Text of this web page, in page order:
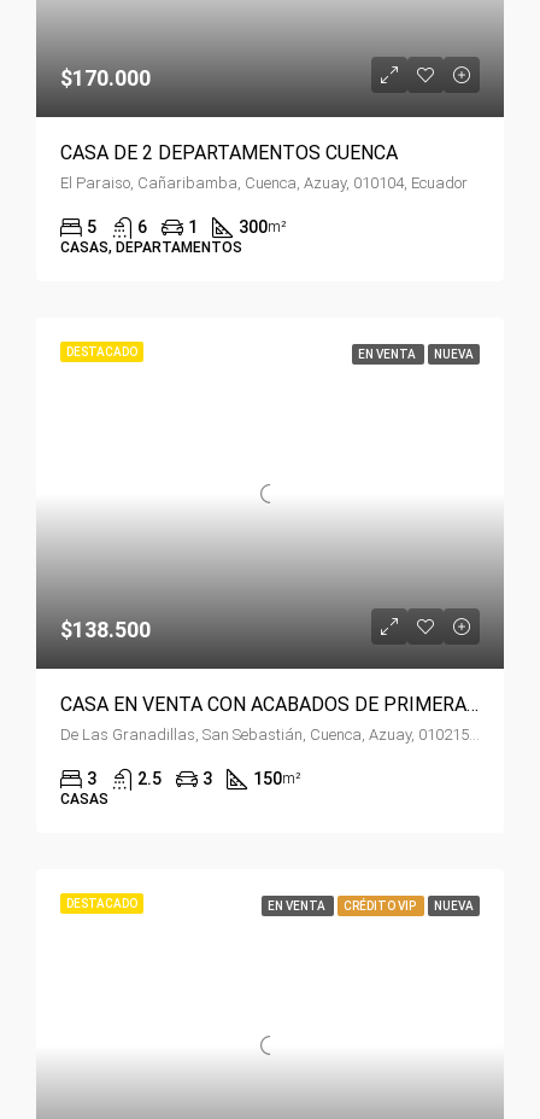
$170.000
CASA DE 2 DEPARTAMENTOS CUENCA
El Paraiso, Cañaribamba, Cuenca, Azuay, 010104, Ecuador
5 6 1 300m²
CASAS, DEPARTAMENTOS
DESTACADO EN VENTA NUEVA
$138.500
CASA EN VENTA CON ACABADOS DE PRIMERA EN EL TEJAR
3 2.5 3 150m²
CASAS
DESTACADO EN VENTA CRÉDITO VIP NUEVA